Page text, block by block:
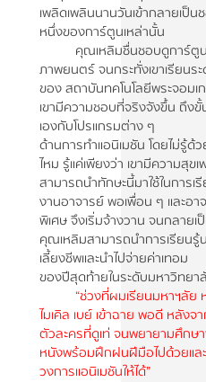
เพลิดเพลินนานวันเข้ากลายเป็
หนึ่งของการ์ตูนเหล่านั้น
คุณเหลิมชื่นชอบดูการ์ตู
ภาพยนตร์ จนกระทั่งเขาเรียน
ของ สถาบันทคโนโลยีพระจอม
เขามีความชอบที่จริงจังขึ้น ถึง
เองกับโปรแกรมต่าง ๆ
ด้านการทำแอนิเมชัน โดยไม่รู้ด้
ไหม รู้แค่เพียงว่า เขามีความสุขเ
สามารถนำทักษะนี้มาใช้ในการเ
งานอาจารย์ พอเพื่อน ๆ และอา
พิเศษ จึงเริ่มจ้างวาน จนกลายเ
คุณเหลิมสามารถนำการเรียนรู้
เลี้ยงชีพและนำไปจ่ายค่าเทอม
ของปีสุดท้ายในระดับมหาวิทยา
“ช่วงที่ผมเรียนมหาฯลั
ไมเคิล เบย์ เข้าฉาย พอดี หลัง
ตัวละครที่ดูเท่ จนพยายามศึกษ
หนังพร้อมฝึกฝนฝีมือไปด้วยและ
วงการแอนิเมชันให้ได้”